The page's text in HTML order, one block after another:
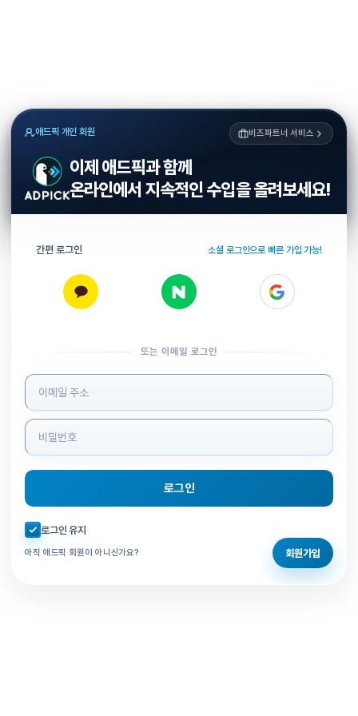
애드픽 개인 회원 비즈파트너 서비스
이제 애드픽과 함께
온라인에서 지속적인 수입을 올려보세요!
간편 로그인 소셜 로그인으로 빠른 가입 가능!
또는 이메일 로그인
로그인 정보 입력
로그인
자동로그인 체크
로그인 유지
아직 애드픽 회원이 아니신가요? 회원가입